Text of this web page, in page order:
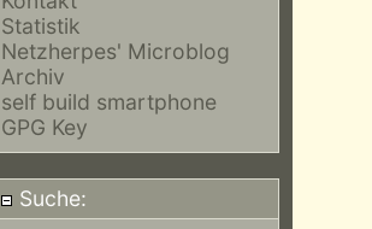
Statistik
Netzherpes' Microblog
Archiv
self build smartphone
GPG Key
Suche: